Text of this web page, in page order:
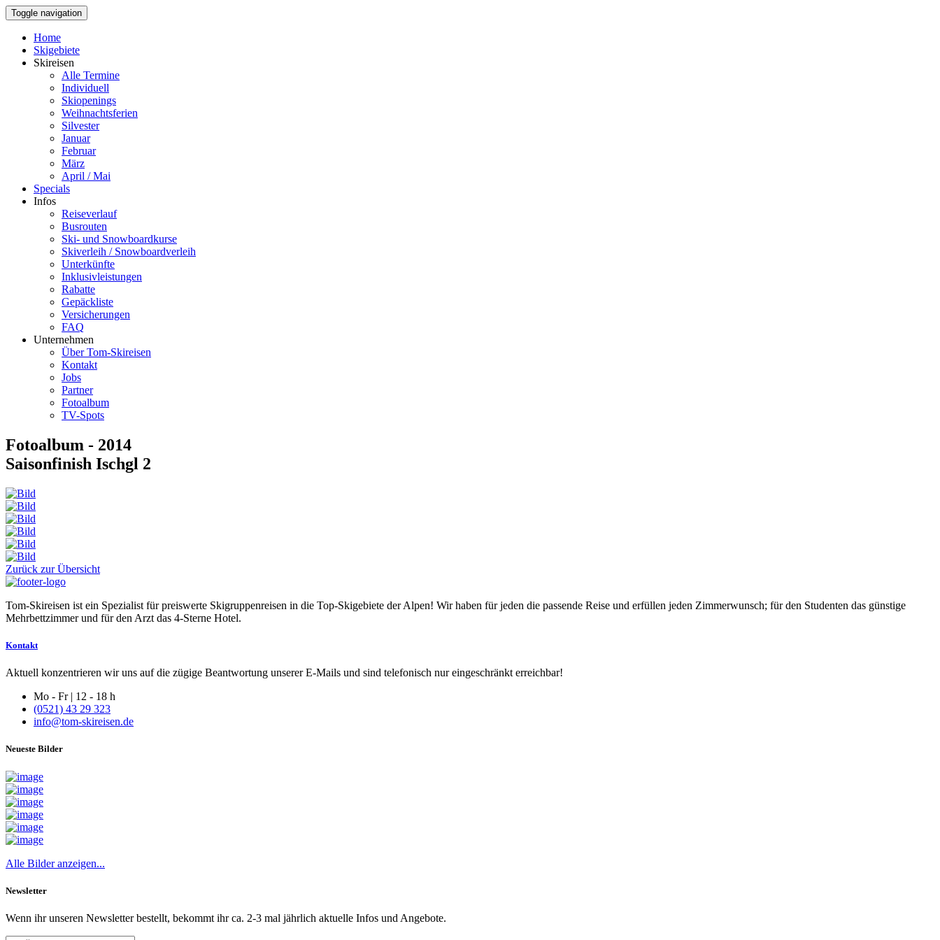
Toggle navigation
Home
Skigebiete
Skireisen
Alle Termine
Individuell
Skiopenings
Weihnachtsferien
Silvester
Januar
Februar
März
April / Mai
Specials
Infos
Reiseverlauf
Busrouten
Ski- und Snowboardkurse
Skiverleih / Snowboardverleih
Unterkünfte
Inklusivleistungen
Rabatte
Gepäckliste
Versicherungen
FAQ
Unternehmen
Über Tom-Skireisen
Kontakt
Jobs
Partner
Fotoalbum
TV-Spots
Fotoalbum - 2014
Saisonfinish Ischgl 2
Zurück zur Übersicht
Tom-Skireisen ist ein Spezialist für preiswerte Skigruppenreisen in die Top-Skigebiete der Alpen! Wir haben für jeden die passende Reise und erfüllen jeden Zimmerwunsch; für den Studenten das günstige
Mehrbettzimmer und für den Arzt das 4-Sterne Hotel.
Kontakt
Aktuell konzentrieren wir uns auf die zügige Beantwortung unserer E-Mails und sind telefonisch nur eingeschränkt erreichbar!
Mo - Fr | 12 - 18 h
(0521) 43 29 323
info@tom-skireisen.de
Neueste Bilder
Alle Bilder anzeigen...
Newsletter
Wenn ihr unseren Newsletter bestellt, bekommt ihr ca. 2-3 mal jährlich aktuelle Infos und Angebote.